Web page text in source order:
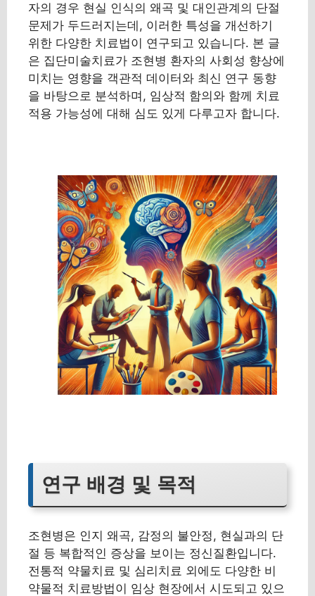
자의 경우 현실 인식의 왜곡 및 대인관계의 단절
문제가 두드러지는데, 이러한 특성을 개선하기
위한 다양한 치료법이 연구되고 있습니다. 본 글
은 집단미술치료가 조현병 환자의 사회성 향상에
미치는 영향을 객관적 데이터와 최신 연구 동향
을 바탕으로 분석하며, 임상적 함의와 함께 치료
적용 가능성에 대해 심도 있게 다루고자 합니다.
연구 배경 및 목적
조현병은 인지 왜곡, 감정의 불안정, 현실과의 단
절 등 복합적인 증상을 보이는 정신질환입니다.
전통적 약물치료 및 심리치료 외에도 다양한 비
약물적 치료방법이 임상 현장에서 시도되고 있으